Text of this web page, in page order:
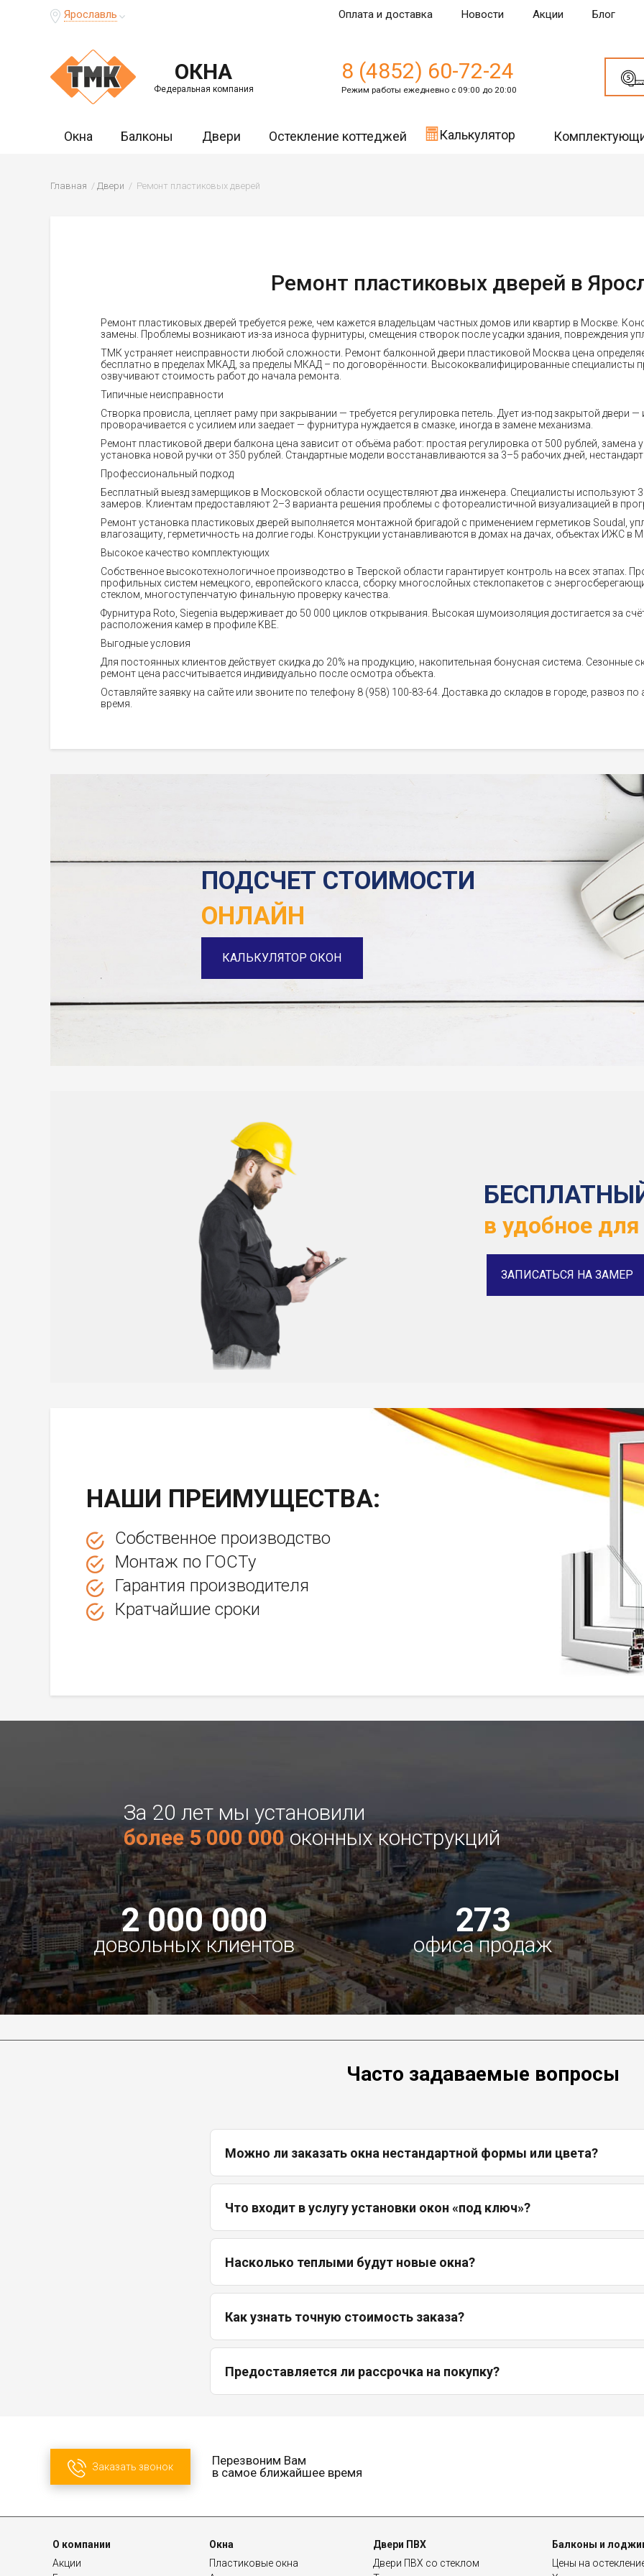
Ярославль Оплата и доставка Новости Акции Блог
ОКНА
Федеральная компания
8 (4852) 60-72-24
Режим работы ежедневно с 09:00 до 20:00
Окна Балконы Двери Остекление коттеджей Калькулятор
Главная Двери Ремонт пластиковых дверей
Ремонт пластиковых дверей в
Ремонт пластиковых дверей требуется реже, чем кажется владельцам частных домов или квартир в Москве.
замены. Проблемы возникают из-за износа фурнитуры, смещения створок после усадки здания, повреждения
ТМК устраняет неисправности любой сложности. Ремонт балконной двери пластиковой Москва цена
бесплатно в пределах МКАД, за пределы МКАД – по договорённости. Высококвалифицированные специалисты
озвучивают стоимость работ до начала ремонта.
Типичные неисправности
Створка провисла, цепляет раму при закрывании — требуется регулировка петель. Дует из-под закрытой двери
проворачивается с усилием или заедает — фурнитура нуждается в смазке, иногда в замене механизма.
Ремонт пластиковой двери балкона цена зависит от объёма работ: простая регулировка от 500 рублей, замена
установка новой ручки от 350 рублей. Стандартные модели восстанавливаются за 3–5 рабочих дней,
Профессиональный подход
Бесплатный выезд замерщиков в Московской области осуществляют два инженера. Специалисты используют
замеров. Клиентам предоставляют 2–3 варианта решения проблемы с фотореалистичной визуализацией в
Ремонт установка пластиковых дверей выполняется монтажной бригадой с применением герметиков Soudal,
влагозащиту, герметичность на долгие годы. Конструкции устанавливаются в домах на дачах, объектах ИЖС в
Высокое качество комплектующих
Собственное высокотехнологичное производство в Тверской области гарантирует контроль на всех этапах.
профильных систем немецкого, европейского класса, сборку многослойных стеклопакетов с
стеклом, многоступенчатую финальную проверку качества.
Фурнитура Roto, Siegenia выдерживает до 50 000 циклов открывания. Высокая шумоизоляция достигается за
расположения камер в профиле KBE.
Выгодные условия
Для постоянных клиентов действует скидка до 20% на продукцию, накопительная бонусная система. Сезонные
ремонт цена рассчитывается индивидуально после осмотра объекта.
Оставляйте заявку на сайте или звоните по телефону 8 (958) 100-83-64. Доставка до складов в городе, развоз
время.
ПОДСЧЕТ СТОИМОСТИ
ОНЛАЙН
КАЛЬКУЛЯТОР ОКОН
в удобное
ЗАПИСАТЬСЯ НА ЗАМЕР
НАШИ ПРЕИМУЩЕСТВА:
Собственное производство
Монтаж по ГОСТу
Гарантия производителя
Кратчайшие сроки
За 20 лет мы установили
более 5 000 000оконных конструкций
2 000 000
довольных клиентов
273
офиса продаж
Часто задаваемые вопросы
Можно ли заказать окна нестандартной формы или цвета?
Что входит в услугу установки окон «под ключ»?
Насколько теплыми будут новые окна?
Как узнать точную стоимость заказа?
Предоставляется ли рассрочка на покупку?
Заказать звонок
Перезвоним Вам
в самое ближайшее время
О компании
Акции
Окна
Пластиковые окна
Двери ПВХ
Двери ПВХ со стеклом
Балконы и
Цены на